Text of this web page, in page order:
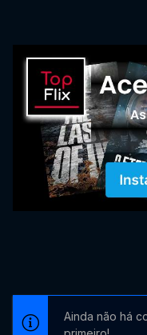
Ainda não há